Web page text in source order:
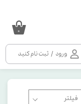
ورود / ثبت نام کنید
۰